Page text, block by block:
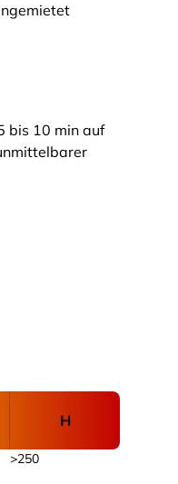
bis 10 min auf
H
>250